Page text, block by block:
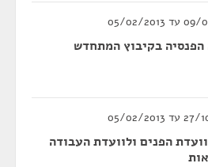
בקיבוץ המתחדש
הפנים ולוועדת העבודה